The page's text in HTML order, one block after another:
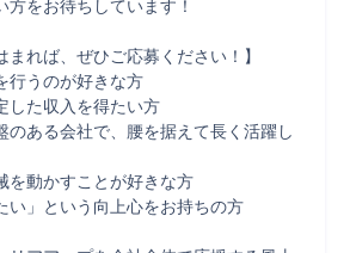
方をお待ちしています！
まれば、ぜひご応募ください！】
行うのが好きな方
した収入を得たい方
のある会社で、腰を据えて長く活躍し
を動かすことが好きな方
い」という向上心をお持ちの方